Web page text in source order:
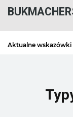
Aktualne wskazówki